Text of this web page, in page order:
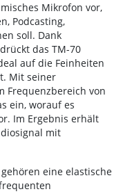
Mikrofon vor,
Podcasting,
soll. Dank
das TM-70
auf die Feinheiten
Mit seiner
Frequenzbereich von
ein, worauf es
Im Ergebnis erhält
mit
eine elastische